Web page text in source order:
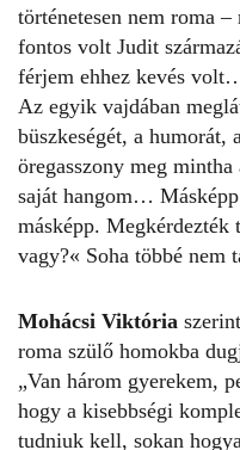
történetesen nem roma
fontos volt Judit
férjem ehhez kevés
Az egyik vajdában
büszkeségét, a humorát,
öregasszony meg
saját hangom…
másképp.
vagy?« Soha többé nem
Mohácsi Viktória
roma szülő homokba
„Van három gyerekem,
hogy a kisebbségi
tudniuk kell, sokan